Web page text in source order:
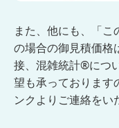
また、他にも、「こ
の場合の御見積価格
接、混雑統計®につ
望も承っております
ンクよりご連絡をい